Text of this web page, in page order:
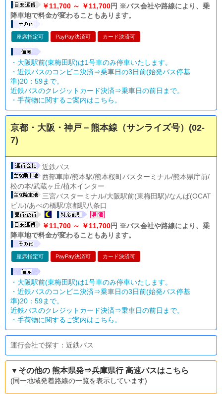
￥11,700 ～ ￥11,700円 ※バス会社や路線により、乗
降車地で料金が変わることもあります。
座席指定可 PayPay決済可 カード決済可
・大阪駅前(東梅田駅)は1号車のみ停車いたします。
・近鉄バスのコンビニ決済⇒乗車日の3日前(始発バス停基
準)20：59まで。
近鉄バスのクレジットカード決済⇒乗車日の前日まで。
・ 手荷物に関するご案内はこちら。
京都・大阪・神戸－熊本線（サンライズ号）(02-
7)
近鉄バス
西部車庫/熊本駅/熊本桜町バスターミナル/熊本県庁前/
松の本/武蔵ヶ丘/植木インター
三宮バスターミナル/大阪駅前(東梅田駅)/なんば(OCAT
ビル)/あべの橋駅/京都駅八条口
￥11,700 ～ ￥11,700円 ※バス会社や路線により、乗
降車地で料金が変わることもあります。
座席指定可 PayPay決済可 カード決済可
・大阪駅前(東梅田駅)は1号車のみ停車いたします。
・近鉄バスのコンビニ決済⇒乗車日の3日前(始発バス停基
準)20：59まで。
近鉄バスのクレジットカード決済⇒乗車日の前日まで。
・ 手荷物に関するご案内はこちら。
運行会社で探す：近鉄バス
▼その他の 熊本県発⇒兵庫県行 高速バスはこちら
(同一地域発着路線の一覧を表示しています)